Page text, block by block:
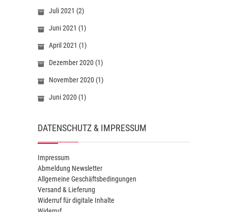
Juli 2021 (2)
Juni 2021 (1)
April 2021 (1)
Dezember 2020 (1)
November 2020 (1)
Juni 2020 (1)
DATENSCHUTZ & IMPRESSUM
Impressum
Abmeldung Newsletter
Allgemeine Geschäftsbedingungen
Versand & Lieferung
Widerruf für digitale Inhalte